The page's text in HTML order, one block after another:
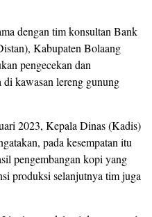
dengan tim konsultan Bank
Kabupaten Bolaang
pengecekan dan
kawasan lereng gunung
2023, Kepala Dinas (Kadis)
pada kesempatan itu
pengembangan kopi yang
produksi selanjutnya tim juga